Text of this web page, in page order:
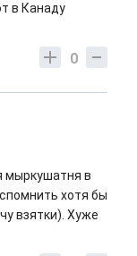
в Канаду
0
мыркушатня в
хотя бы
взятки). Хуже